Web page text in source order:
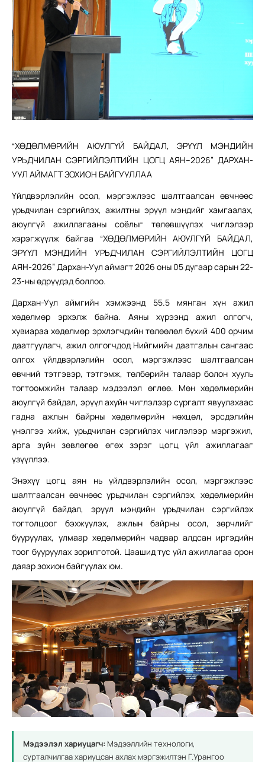
“ХӨДӨЛМӨРИЙН АЮУЛГҮЙ БАЙДАЛ, ЭРҮҮЛ МЭНДИЙН
УРЬДЧИЛАН СЭРГИЙЛЭЛТИЙН ЦОГЦ АЯН–2026” ДАРХАН-
УУЛ АЙМАГТ ЗОХИОН БАЙГУУЛЛАА
Үйлдвэрлэлийн осол, мэргэжлээс шалтгаалсан өвчнөөс
урьдчилан сэргийлэх, ажилтны эрүүл мэндийг хамгаалах,
аюулгүй ажиллагааны соёлыг төлөвшүүлэх чиглэлээр
хэрэгжүүлж байгаа “ХӨДӨЛМӨРИЙН АЮУЛГҮЙ БАЙДАЛ,
ЭРҮҮЛ МЭНДИЙН УРЬДЧИЛАН СЭРГИЙЛЭЛТИЙН ЦОГЦ
АЯН-2026” Дархан-Уул аймагт 2026 оны 05 дугаар сарын 22-
23-ны өдрүүдэд боллоо.
Дархан-Уул аймгийн хэмжээнд 55.5 мянган хүн ажил
хөдөлмөр эрхэлж байна. Аяны хүрээнд ажил олгогч,
хувиараа хөдөлмөр эрхлэгчдийн төлөөлөл бүхий 400 орчим
даатгуулагч, ажил олгогчдод Нийгмийн даатгалын сангаас
олгох үйлдвэрлэлийн осол, мэргэжлээс шалтгаалсан
өвчний тэтгэвэр, тэтгэмж, төлбөрийн талаар болон хууль
тогтоомжийн талаар мэдээлэл өглөө. Мөн хөдөлмөрийн
аюулгүй байдал, эрүүл ахуйн чиглэлээр сургалт явуулахаас
гадна ажлын байрны хөдөлмөрийн нөхцөл, эрсдэлийн
үнэлгээ хийж, урьдчилан сэргийлэх чиглэлээр мэргэжил,
арга зүйн зөвлөгөө өгөх зэрэг цогц үйл ажиллагааг
үзүүллээ.
Энэхүү цогц аян нь үйлдвэрлэлийн осол, мэргэжлээс
шалтгаалсан өвчнөөс урьдчилан сэргийлэх, хөдөлмөрийн
аюулгүй байдал, эрүүл мэндийн урьдчилан сэргийлэх
тогтолцоог бэхжүүлэх, ажлын байрны осол, зөрчлийг
бууруулах, улмаар хөдөлмөрийн чадвар алдсан иргэдийн
тоог бууруулах зорилготой. Цаашид тус үйл ажиллагаа орон
даяар зохион байгуулах юм.
Мэдээлэл хариуцагч: Мэдээллийн технологи,
сурталчилгаа хариуцсан ахлах мэргэжилтэн Г.Урангоо